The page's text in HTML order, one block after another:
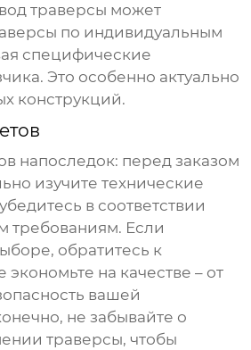
траверсы может
по индивидуальным
специфические
Это особенно актуально
конструкций.
напоследок: перед заказом
изучите технические
в соответствии
требованиям. Если
обратитесь к
на качестве – от
вашей
не забывайте о
траверсы, чтобы